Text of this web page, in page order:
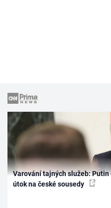
Varování tajných služeb: Putin
útok na české sousedy